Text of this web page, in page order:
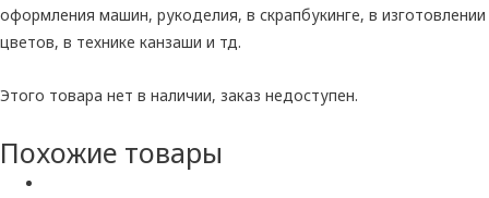
оформления машин, рукоделия, в скрапбукинге, в изготовлении
цветов, в технике канзаши и тд.
Этого товара нет в наличии, заказ недоступен.
Похожие товары